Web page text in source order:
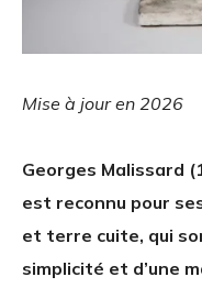
Mise à jour en 2026
Georges Malissard
est reconnu pour
et terre cuite, qui
simplicité et d’une